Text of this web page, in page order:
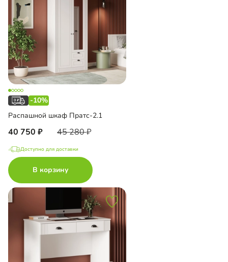
-10%
Распашной шкаф Пратс-2.1
40 750 45 280
Доступно для доставки
В корзину